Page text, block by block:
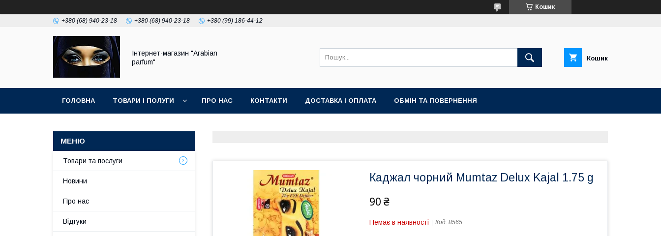
Кошик
+380 (68) 940-23-18 +380 (68) 940-23-18 +380 (99) 186-44-12
Інтернет-магазин "Arabian
parfum"
Кошик
ГОЛОВНА ТОВАРИ І ПОЛУГИ ПРО НАС КОНТАКТИ ДОСТАВКА І ОПЛАТА ОБМІН ТА ПОВЕРНЕННЯ
Каджал чорний Mumtaz Delux Kajal 1.75 g
90 ₴
Немає в наявності Код: 8565
Товари та послуги
Новини
Про нас
Відгуки